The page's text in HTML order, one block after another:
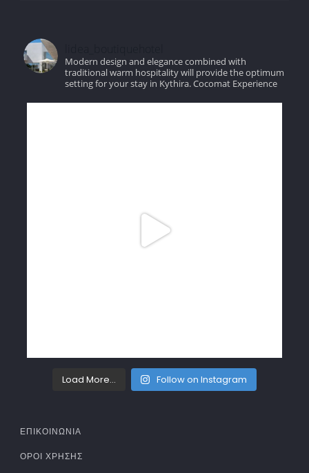
Modern design and elegance combined with
traditional warm hospitality will provide the optimum
setting for your stay in Kythira.Cocomat Experience
Load More... Follow on Instagram
ΕΠΙΚΟΙΝΩΝΙΑ
ΌΡΟΙ ΧΡΉΣΗΣ